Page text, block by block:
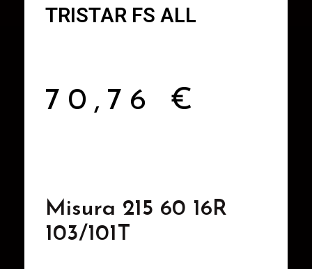
TRISTAR FS ALL
70,76 €
Misura 215 60 16R
103/101T